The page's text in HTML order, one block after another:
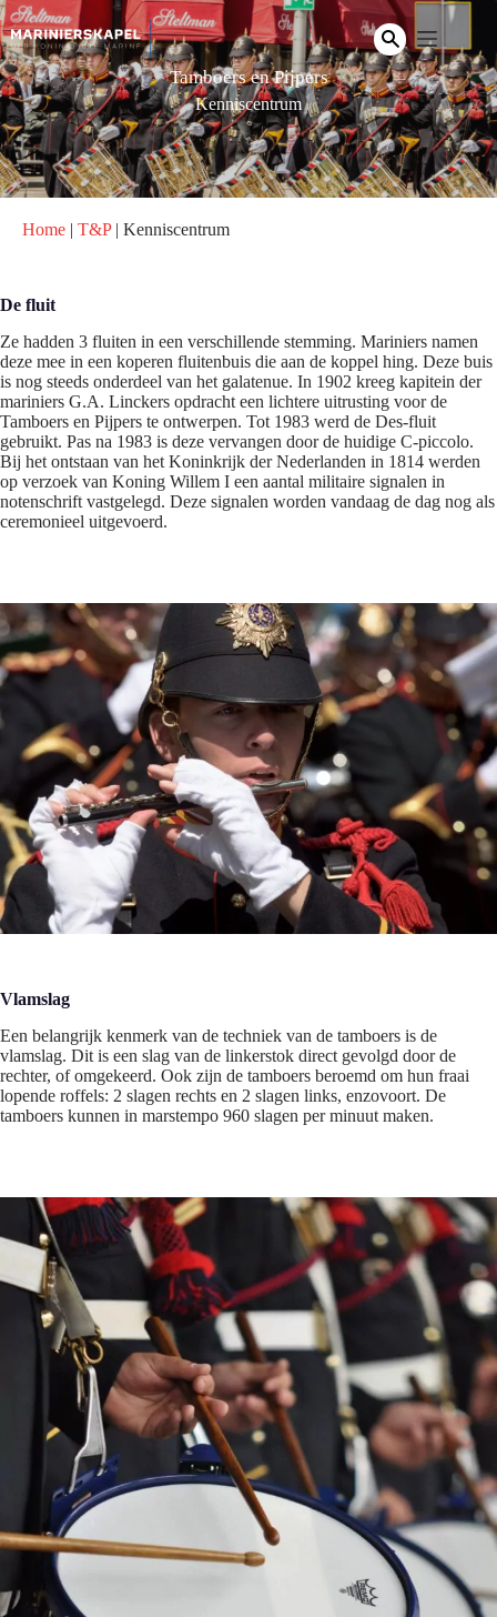
Ga
naar
de
inhoud
Tamboers en Pijpers
Kenniscentrum
Home | T&P| Kenniscentrum
De fluit
Ze hadden 3 fluiten in een verschillende stemming. Mariniers namen
deze mee in een koperen fluitenbuis die aan de koppel hing. Deze buis
is nog steeds onderdeel van het galatenue. In 1902 kreeg kapitein der
mariniers G.A. Linckers opdracht een lichtere uitrusting voor de
Tamboers en Pijpers te ontwerpen. Tot 1983 werd de Des-fluit
gebruikt. Pas na 1983 is deze vervangen door de huidige C-piccolo.
Bij het ontstaan van het Koninkrijk der Nederlanden in 1814 werden
op verzoek van Koning Willem I een aantal militaire signalen in
notenschrift vastgelegd. Deze signalen worden vandaag de dag nog als
ceremonieel uitgevoerd.
Vlamslag
Een belangrijk kenmerk van de techniek van de tamboers is de
vlamslag. Dit is een slag van de linkerstok direct gevolgd door de
rechter, of omgekeerd. Ook zijn de tamboers beroemd om hun fraai
lopende roffels: 2 slagen rechts en 2 slagen links, enzovoort. De
tamboers kunnen in marstempo 960 slagen per minuut maken.